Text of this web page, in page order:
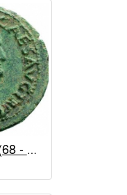
Асс / Гальба (68 - 69 гг.)